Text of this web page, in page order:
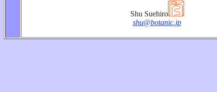
Shu Suehiro
shu@botanic.jp